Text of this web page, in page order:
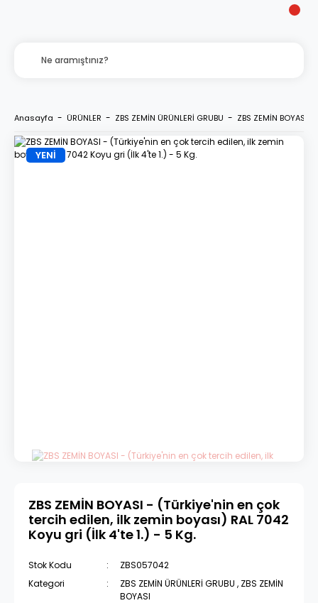
Anasayfa ÜRÜNLER ZBS ZEMİN ÜRÜNLERİ GRUBU ZBS ZEMİN
YENİ
ZBS ZEMİN BOYASI - (Türkiye'nin en çok
tercih edilen, ilk zemin boyası) RAL 7042
Koyu gri (İlk 4'te 1.) - 5 Kg.
Stok Kodu
ZBS057042
Kategori
ZBS ZEMİN ÜRÜNLERİ GRUBU , ZBS ZEMİN
BOYASI